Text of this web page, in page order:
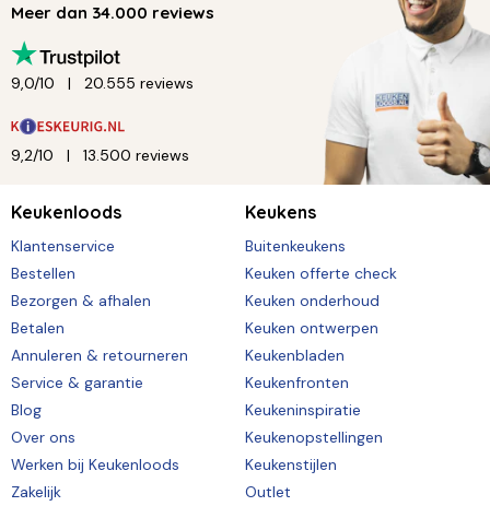
Meer dan 34.000 reviews
9,0/10 20.555 reviews
9,2/10 13.500 reviews
Keukenloods
Klantenservice
Bestellen
Bezorgen & afhalen
Betalen
Annuleren & retourneren
Service & garantie
Blog
Over ons
Werken bij Keukenloods
Zakelijk
Keukens
Buitenkeukens
Keuken offerte check
Keuken onderhoud
Keuken ontwerpen
Keukenbladen
Keukenfronten
Keukeninspiratie
Keukenopstellingen
Keukenstijlen
Outlet